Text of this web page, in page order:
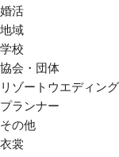
婚活
地域
学校
協会・団体
リゾートウエディング
プランナー
その他
衣裳